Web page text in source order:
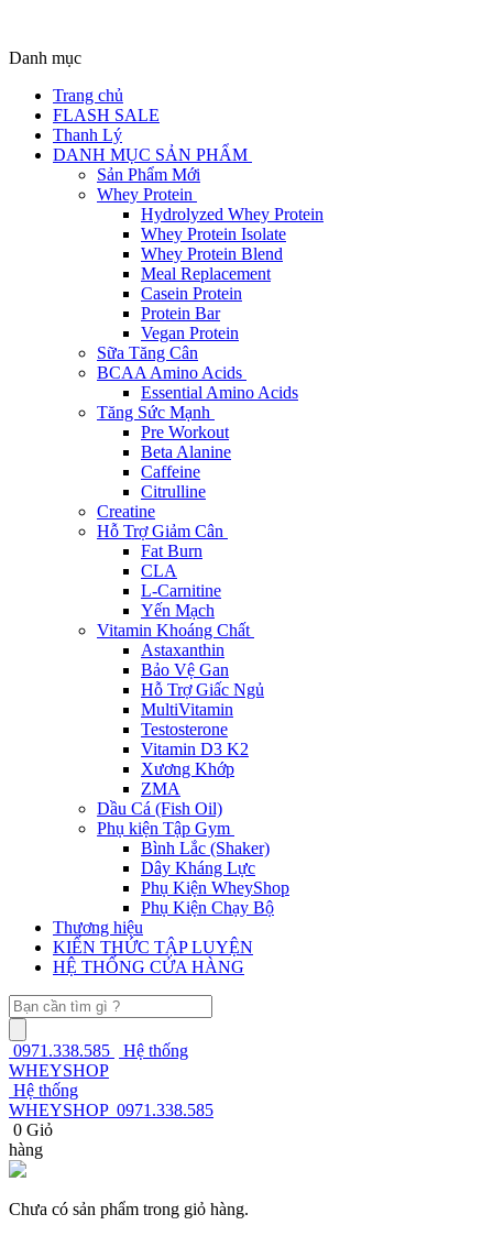
Danh mục
Trang chủ
FLASH SALE
Thanh Lý
DANH MỤC SẢN PHẨM
Sản Phẩm Mới
Whey Protein
Hydrolyzed Whey Protein
Whey Protein Isolate
Whey Protein Blend
Meal Replacement
Casein Protein
Protein Bar
Vegan Protein
Sữa Tăng Cân
BCAA Amino Acids
Essential Amino Acids
Tăng Sức Mạnh
Pre Workout
Beta Alanine
Caffeine
Citrulline
Creatine
Hỗ Trợ Giảm Cân
Fat Burn
CLA
L-Carnitine
Yến Mạch
Vitamin Khoáng Chất
Astaxanthin
Bảo Vệ Gan
Hỗ Trợ Giấc Ngủ
MultiVitamin
Testosterone
Vitamin D3 K2
Xương Khớp
ZMA
Dầu Cá (Fish Oil)
Phụ kiện Tập Gym
Bình Lắc (Shaker)
Dây Kháng Lực
Phụ Kiện WheyShop
Phụ Kiện Chạy Bộ
Thương hiệu
KIẾN THỨC TẬP LUYỆN
HỆ THỐNG CỬA HÀNG
0971.338.585
Hệ thống
WHEYSHOP
Hệ thống
WHEYSHOP 0971.338.585
0 Giỏ
hàng
Chưa có sản phẩm trong giỏ hàng.